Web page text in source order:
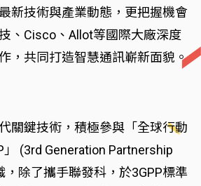
新技術與產業動態，更把握機會
、Cisco、Allot等國際大廠深度
，共同打造智慧通訊嶄新面貌。
關鍵技術，積極參與「全球行動
(3rd Generation Partnership
除了攜手聯發科，於3GPP標準